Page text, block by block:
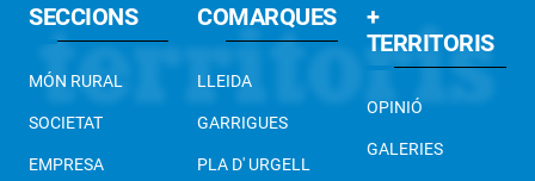
SECCIONS
MÓN RURAL
SOCIETAT
EMPRESA
COMARQUES
LLEIDA
GARRIGUES
PLA D' URGELL
+
TERRITORIS
OPINIÓ
GALERIES